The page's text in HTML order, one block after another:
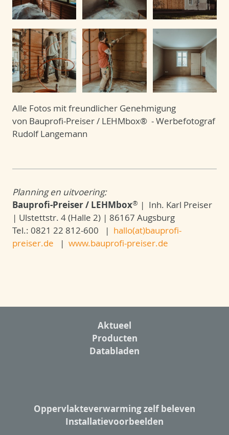
Alle Fotos mit freundlicher Genehmigung
von Bauprofi-Preiser / LEHMbox® - Werbefotograf
Rudolf Langemann
Planning en uitvoering:
Bauprofi-Preiser / LEHMbox® | Inh. Karl Preiser
| Ulstettstr. 4 (Halle 2) | 86167 Augsburg
Tel.: 0821 22 812-600 | hallo(at)bauprofi-
preiser.de | www.bauprofi-preiser.de
Aktueel
Producten
Databladen
Oppervlakteverwarming zelf beleven
Installatievoorbeelden